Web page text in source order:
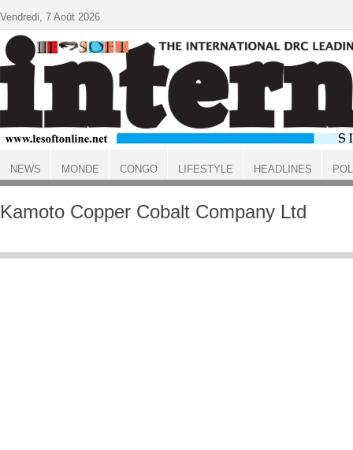
ACCUEIL
Kamoto Copper Cobalt Company Ltd
Vendredi, 7 Août 2026
NEWS MONDE CONGO LIFESTYLE HEADLINES